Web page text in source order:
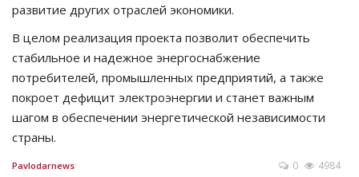
развитие других отраслей экономики.
В целом реализация проекта позволит обеспечить
стабильное и надежное энергоснабжение
потребителей, промышленных предприятий, а также
покроет дефицит электроэнергии и станет важным
шагом в обеспечении энергетической независимости
страны.
Pavlodarnews 0 4984